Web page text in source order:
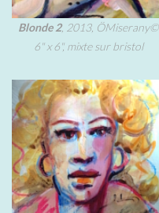
Blonde 2, 2013, ÖMiserany©
6" x 6", mixte sur bristol